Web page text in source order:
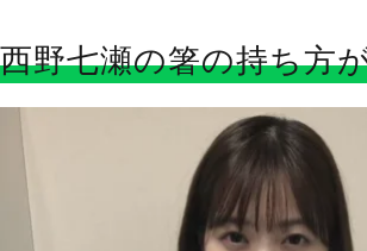
西野七瀬の箸の持ち方